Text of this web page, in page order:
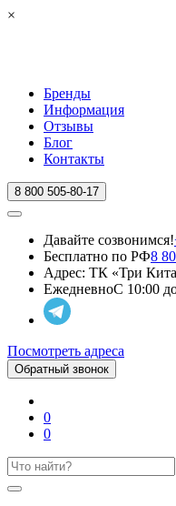
×
Бренды
Информация
Отзывы
Блог
Контакты
8 800 505-80-17
Давайте созвонимся!
Бесплатно по РФ8
Адрес: ТК «Три
ЕжедневноС 10:00
Посмотреть адреса
Обратный звонок
0
0